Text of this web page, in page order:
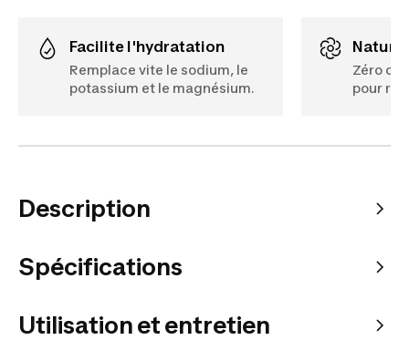
Facilite l'hydratation
Remplace vite le sodium, le
potassium et le magnésium.
Naturel
Zéro
pour
Description
Spécifications
Utilisation et entretien